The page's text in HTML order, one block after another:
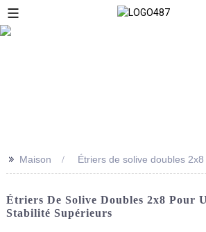
>> Maison Étriers de solive doubles 2x8
Étriers De Solive Doubles 2x8 Pour
Stabilité Supérieurs